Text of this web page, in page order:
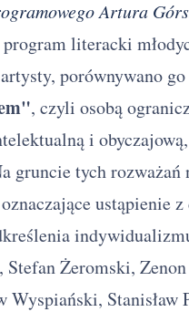
Artura
literacki
porównywano
, czyli osobą
i
gruncie tych rozważań
oznaczające ustąpienie
Stefan Żeromski,
Wyspiański,